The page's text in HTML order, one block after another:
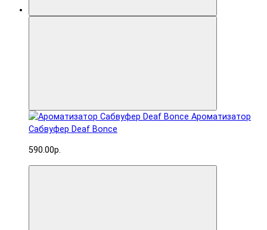
Ароматизатор
Сабвуфер Deaf Bonce
590.00р.